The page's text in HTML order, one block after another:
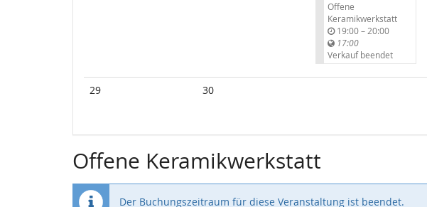
Offene
Keramikwerkstatt
19:00–b
s
20:00
17:00
Verkauf beendet
29 30
Offene Keramikwerkstatt
Der Buchungszeitraum für diese Veranstaltung ist beendet.